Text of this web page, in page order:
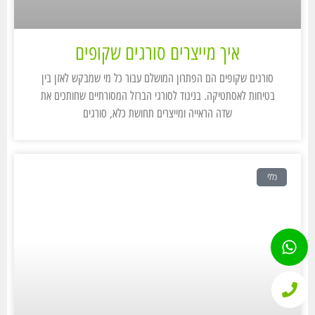
איך מייצרים סורגים שקופים
סורגים שקופים הם הפתרון המושלם עבור כל מי שמבקש לאזן בין
בטיחות לאסתטיקה. בניגוד לסורגי הברזל המסורתיים שחותכים את
שדה הראייה ומייצרים תחושת כלא, סורגים
כללי